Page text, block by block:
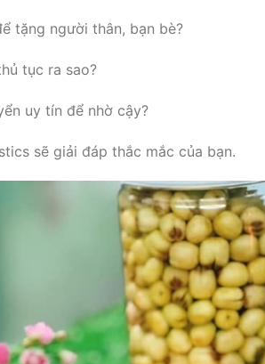
tặng người thân, bạn bè?
tục ra sao?
uy tín để nhờ cậy?
sẽ giải đáp thắc mắc của bạn.